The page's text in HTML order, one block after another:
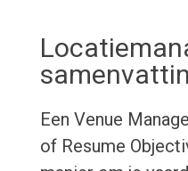
Een Venue
of Resume